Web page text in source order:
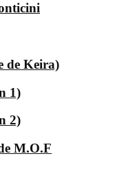
de Keira)
1)
2)
M.O.F